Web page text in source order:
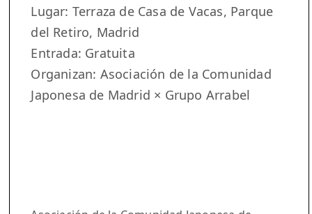
Lugar: Terraza de Casa de Vacas, Parque
del Retiro, Madrid
Entrada: Gratuita
Organizan: Asociación de la Comunidad
Japonesa de Madrid × Grupo Arrabel